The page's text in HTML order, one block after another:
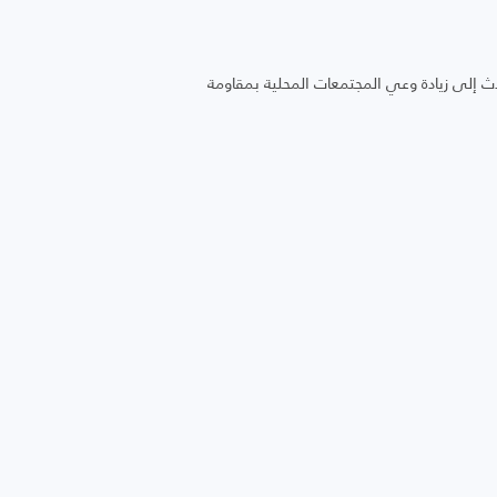
إلى زيادة وعي المجتمعات المحلية بمقاومة